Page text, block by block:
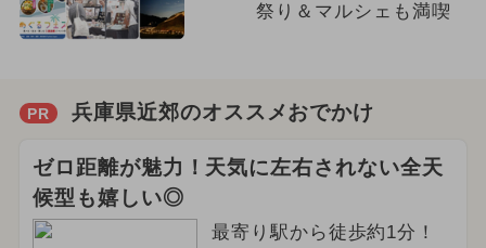
祭り＆マルシェも満喫
PR 兵庫県近郊のオススメおでかけ
ゼロ距離が魅力！天気に左右されない全天
候型も嬉しい◎
最寄り駅から徒歩約1分！